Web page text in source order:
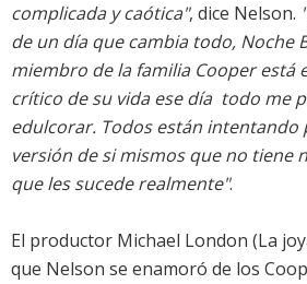
complicada y caótica", dice Nelson.
de un día que cambia todo, Noche
miembro de la familia Cooper está
crítico de su vida ese día  todo me
edulcorar. Todos están intentando
versión de si mismos que no tiene
que les sucede realmente".
El productor Michael London (La
que Nelson se enamoró de los